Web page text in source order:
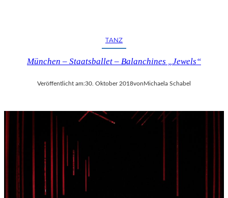
TANZ
München – Staatsballet – Balanchines „Jewels“
Veröffentlicht am:30. Oktober 2018vonMichaela Schabel